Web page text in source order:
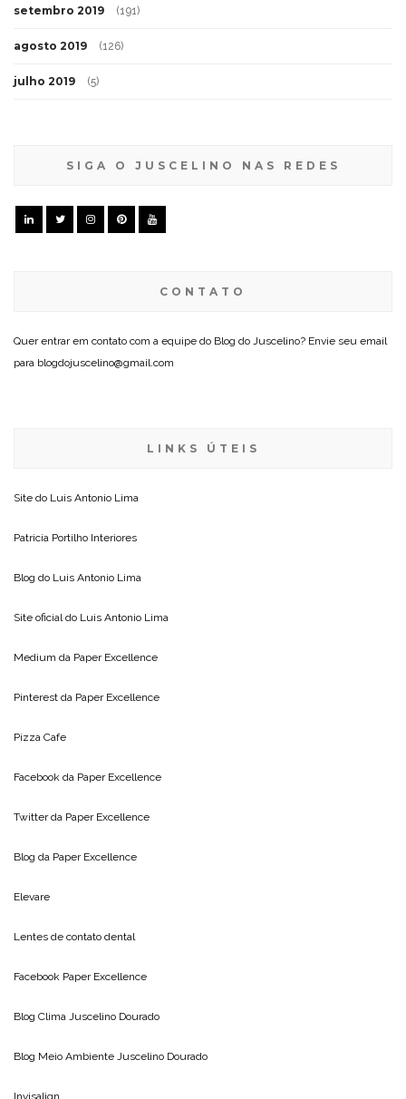
setembro 2019 (191)
agosto 2019 (126)
julho 2019 (5)
SIGA O JUSCELINO NAS REDES
CONTATO
Quer entrar em contato com a equipe do Blog do Juscelino? Envie seu email
para blogdojuscelino@gmail.com
LINKS ÚTEIS
Site do Luis Antonio Lima
Patricia Portilho Interiores
Blog do Luis Antonio Lima
Site oficial do Luis Antonio Lima
Medium da Paper Excellence
Pinterest da Paper Excellence
Pizza Cafe
Facebook da Paper Excellence
Twitter da Paper Excellence
Blog da Paper Excellence
Elevare
Lentes de contato dental
Facebook Paper Excellence
Blog Clima Juscelino Dourado
Blog Meio Ambiente Juscelino Dourado